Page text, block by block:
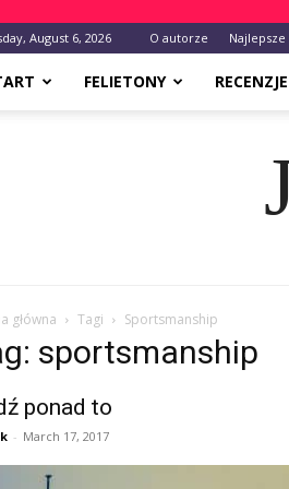
August 6, 2026 O autorze Najlepsze
FELIETONY RECENZJE
główna Tagi Sportsmanship
sportsmanship
ponad to
- March 17, 2017